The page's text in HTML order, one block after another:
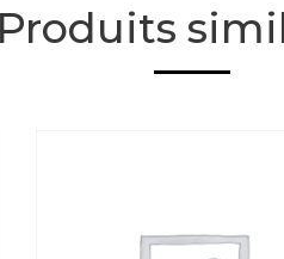
Produits